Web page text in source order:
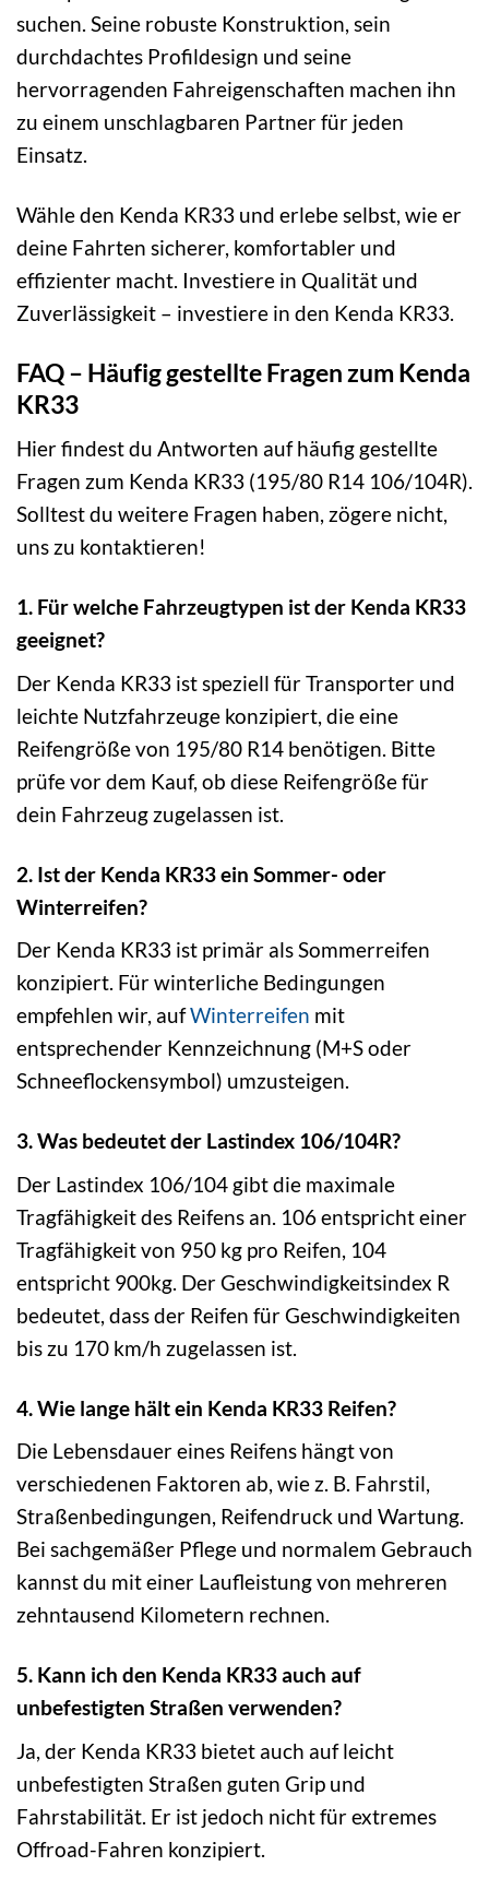
suchen. Seine robuste Konstruktion, sein
durchdachtes Profildesign und seine
hervorragenden Fahreigenschaften machen ihn
zu einem unschlagbaren Partner für jeden
Einsatz.
Wähle den Kenda KR33 und erlebe selbst, wie er
deine Fahrten sicherer, komfortabler und
effizienter macht. Investiere in Qualität und
Zuverlässigkeit – investiere in den Kenda KR33.
FAQ – Häufig gestellte Fragen zum Kenda
KR33
Hier findest du Antworten auf häufig gestellte
Fragen zum Kenda KR33 (195/80 R14 106/104R).
Solltest du weitere Fragen haben, zögere nicht,
uns zu kontaktieren!
1. Für welche Fahrzeugtypen ist der Kenda KR33
geeignet?
Der Kenda KR33 ist speziell für Transporter und
leichte Nutzfahrzeuge konzipiert, die eine
Reifengröße von 195/80 R14 benötigen. Bitte
prüfe vor dem Kauf, ob diese Reifengröße für
dein Fahrzeug zugelassen ist.
2. Ist der Kenda KR33 ein Sommer- oder
Winterreifen?
Der Kenda KR33 ist primär als Sommerreifen
konzipiert. Für winterliche Bedingungen
empfehlen wir, aufWinterreifen mit
entsprechender Kennzeichnung (M+S oder
Schneeflockensymbol) umzusteigen.
3. Was bedeutet der Lastindex 106/104R?
Der Lastindex 106/104 gibt die maximale
Tragfähigkeit des Reifens an. 106 entspricht einer
Tragfähigkeit von 950 kg pro Reifen, 104
entspricht 900kg. Der Geschwindigkeitsindex R
bedeutet, dass der Reifen für Geschwindigkeiten
bis zu 170 km/h zugelassen ist.
4. Wie lange hält ein Kenda KR33 Reifen?
Die Lebensdauer eines Reifens hängt von
verschiedenen Faktoren ab, wie z. B. Fahrstil,
Straßenbedingungen, Reifendruck und Wartung.
Bei sachgemäßer Pflege und normalem Gebrauch
kannst du mit einer Laufleistung von mehreren
zehntausend Kilometern rechnen.
5. Kann ich den Kenda KR33 auch auf
unbefestigten Straßen verwenden?
Ja, der Kenda KR33 bietet auch auf leicht
unbefestigten Straßen guten Grip und
Fahrstabilität. Er ist jedoch nicht für extremes
Offroad-Fahren konzipiert.